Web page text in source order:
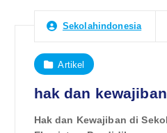
Sekolahindonesia
Artikel
hak dan
Hak dan Kewajiban di